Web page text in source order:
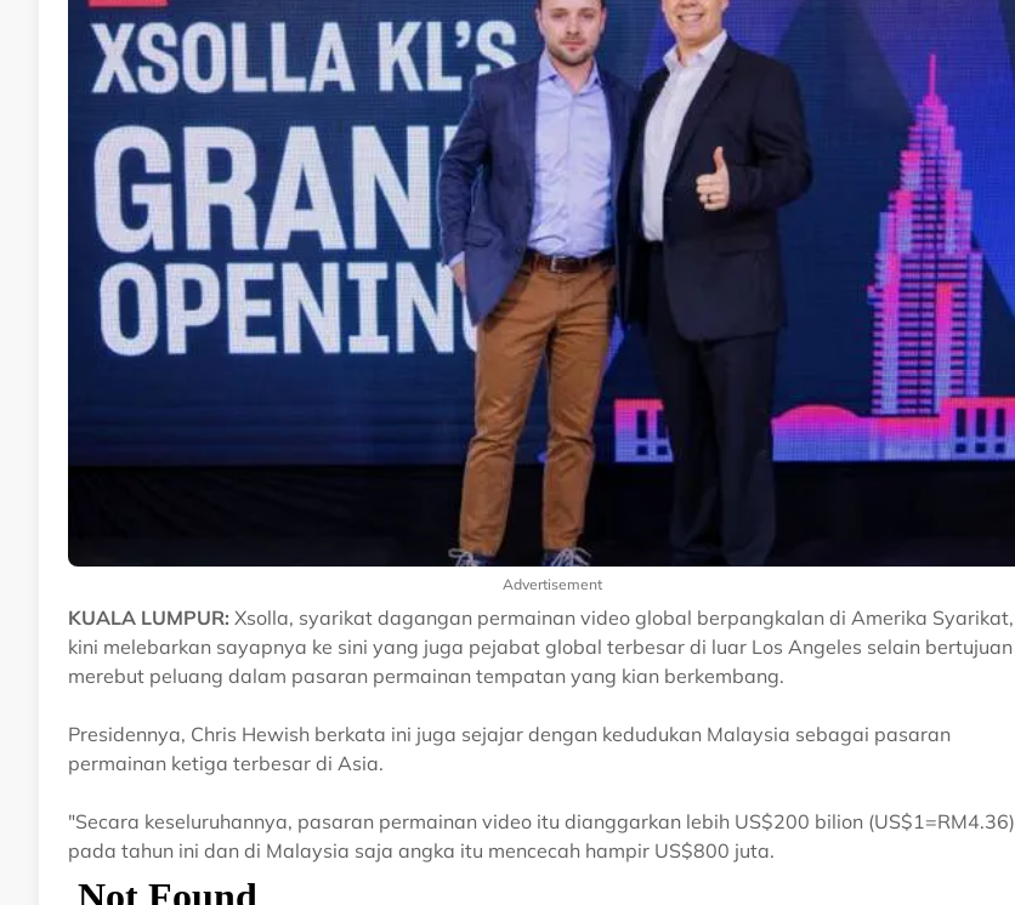
Advertisement
KUALA LUMPUR: Xsolla, syarikat dagangan permainan video global berpangkalan di Amerika Syarikat,
kini melebarkan sayapnya ke sini yang juga pejabat global terbesar di luar Los Angeles selain bertujuan
merebut peluang dalam pasaran permainan tempatan yang kian berkembang.
Presidennya, Chris Hewish berkata ini juga sejajar dengan kedudukan Malaysia sebagai pasaran
permainan ketiga terbesar di Asia.
"Secara keseluruhannya, pasaran permainan video itu dianggarkan lebih US$200 bilion (US$1=RM4.36)
pada tahun ini dan di Malaysia saja angka itu mencecah hampir US$800 juta.